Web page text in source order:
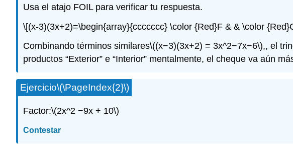
Usa el atajo FOIL para verificar tu respuesta.
\[(x-3)(3x+2)=\begin{array}{ccccccc} \color {Red}F & & \color
Combinando términos similares\((x−3)(3x+2) = 3x^2−7x−6\),, el
productos “Exterior” e “Interior” mentalmente, el cheque va aún
Ejercicio\(\PageIndex{2}\)
Factor:\(2x^2 −9x + 10\)
Contestar